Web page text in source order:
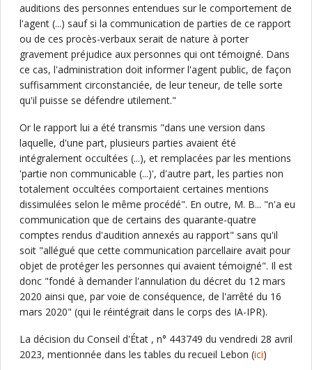
auditions des personnes entendues sur le comportement de
l'agent (...) sauf si la communication de parties de ce rapport
ou de ces procès-verbaux serait de nature à porter
gravement préjudice aux personnes qui ont témoigné. Dans
ce cas, l'administration doit informer l'agent public, de façon
suffisamment circonstanciée, de leur teneur, de telle sorte
qu'il puisse se défendre utilement."
Or le rapport lui a été transmis "dans une version dans
laquelle, d'une part, plusieurs parties avaient été
intégralement occultées (...), et remplacées par les mentions
'partie non communicable (...)', d'autre part, les parties non
totalement occultées comportaient certaines mentions
dissimulées selon le même procédé". En outre, M. B... "n'a eu
communication que de certains des quarante-quatre
comptes rendus d'audition annexés au rapport" sans qu'il
soit "allégué que cette communication parcellaire avait pour
objet de protéger les personnes qui avaient témoigné". Il est
donc "fondé à demander l'annulation du décret du 12 mars
2020 ainsi que, par voie de conséquence, de l'arrêté du 16
mars 2020" (qui le réintégrait dans le corps des IA-IPR).
La décision du Conseil d'État , n° 443749 du vendredi 28 avril
2023, mentionnée dans les tables du recueil Lebon (ici)